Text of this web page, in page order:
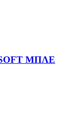
ΜΠΛΕ